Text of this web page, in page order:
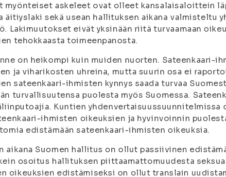
myönteiset askeleet ovat olleet kansalaisaloittein
sekä usean hallituksen aikana valmisteltu
Lakimuutokset eivät yksinään riitä turvaamaan
tehokkaasta toimeenpanosta.
on heikompi kuin muiden nuorten. Sateenkaari-
ja viharikosten uhreina, mutta suurin osa ei
sateenkaari-ihmisten kynnys saada turvaa
turvallisuutensa puolesta myös Suomessa.
Kuntien yhdenvertaisuussuunnitelmissa
ihmisten oikeuksien ja hyvinvoinnin
edistämään sateenkaari-ihmisten oikeuksia.
aikana Suomen hallitus on ollut passiivinen
osoitus hallituksen piittaamattomuudesta
oikeuksien edistämiseksi on ollut translain